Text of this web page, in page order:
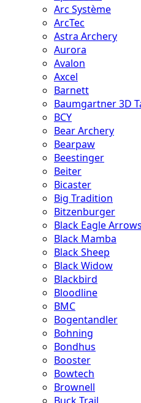
Arc Système
ArcTec
Astra Archery
Aurora
Avalon
Axcel
Barnett
Baumgartner 3D
BCY
Bear Archery
Bearpaw
Beestinger
Beiter
Bicaster
Big Tradition
Bitzenburger
Black Eagle Arrows
Black Mamba
Black Sheep
Black Widow
Blackbird
Bloodline
BMC
Bogentandler
Bohning
Bondhus
Booster
Bowtech
Brownell